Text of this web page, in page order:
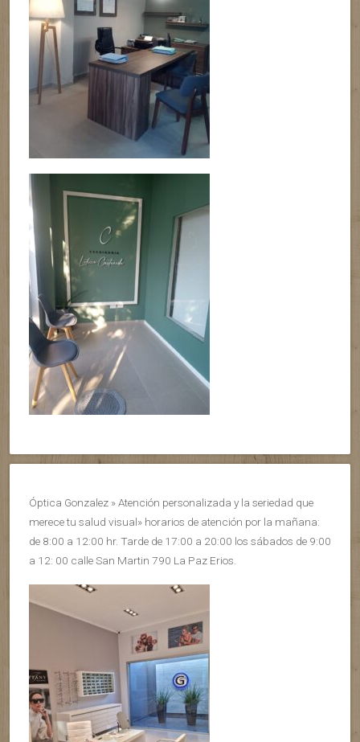
Óptica Gonzalez » Atención personalizada y la seriedad que
merece tu salud visual» horarios de atención por la mañana:
de 8:00 a 12:00 hr. Tarde de 17:00 a 20:00 los sábados de 9:00
a 12: 00 calle San Martin 790 La Paz Erios.